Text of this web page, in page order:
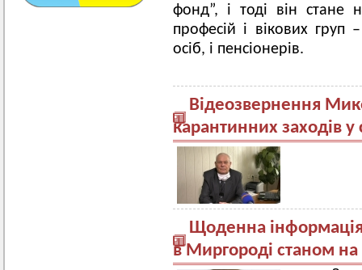
фонд”, і тоді він стане
професій і вікових груп
осіб, і пенсіонерів.
Відеозвернення
карантинних заходів у
Щоденна інформація
в Миргороді станом